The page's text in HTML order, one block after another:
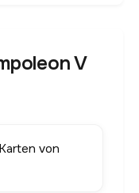
V
von